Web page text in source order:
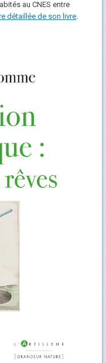
au CNES entre
détaillée de son livre